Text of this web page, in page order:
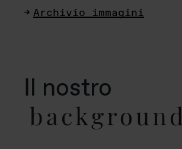
Archivio immagini
Il nostro
background